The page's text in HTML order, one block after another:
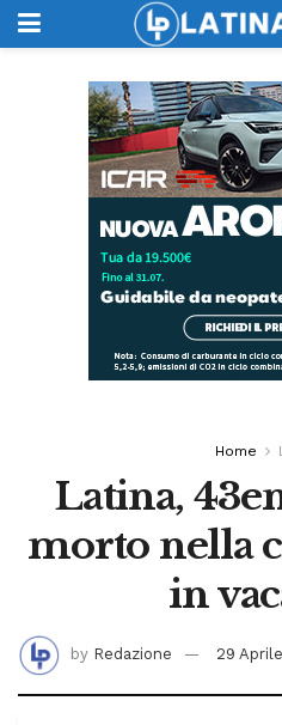
Home
Latina,
morto nella
in
by Redazione 29